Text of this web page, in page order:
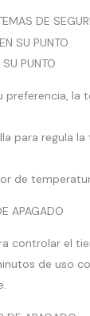
SU PUNTO
preferencia, la
para regula
de
APAGADO
controlar el
de uso